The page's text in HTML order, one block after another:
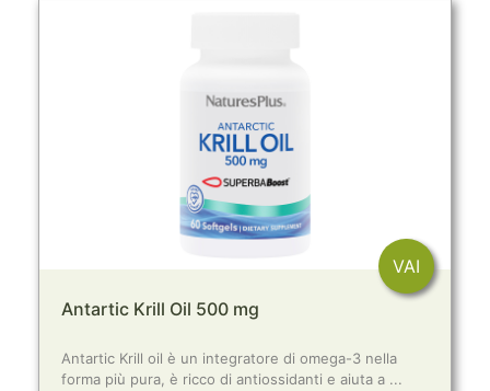
VAI
Antartic Krill Oil 500 mg
Antartic Krill oil è un integratore di omega-3 nella
forma più pura, è ricco di antiossidanti e aiuta a ...